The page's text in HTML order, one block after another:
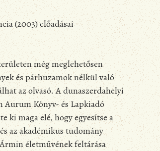
(2003) előadásai
még meglehetősen
és párhuzamok nélkül való
az olvasó. A dunaszerdahelyi
Aurum Könyv- és Lapkiadó
ki maga elé, hogy egyesítse a
az akadémikus tudomány
életművének feltárása